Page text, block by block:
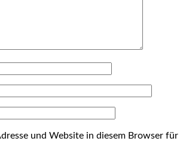
und Website in diesem Browser für